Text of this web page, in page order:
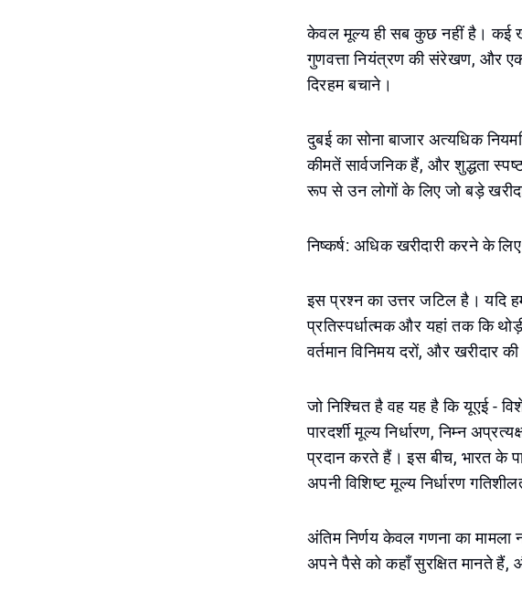
केवल मूल्य ही सब कुछ नहीं है। कई
गुणवत्ता नियंत्रण की संरेखण, और एक
दिरहम बचाने।
दुबई का सोना बाजार अत्यधिक
कीमतें सार्वजनिक हैं, और शुद्धता
रूप से उन लोगों के लिए जो बड़े
निष्कर्ष: अधिक खरीदारी करने के
इस प्रश्न का उत्तर जटिल है।
प्रतिस्पर्धात्मक और यहां तक ​​कि
वर्तमान विनिमय दरों, और खरीदार
जो निश्चित है वह यह है कि यूएई -
पारदर्शी मूल्य निर्धारण, निम्न
प्रदान करते हैं। इस बीच, भारत के
अपनी विशिष्ट मूल्य निर्धारण
अंतिम निर्णय केवल गणना का
अपने पैसे को कहाँ सुरक्षित मानते हैं,